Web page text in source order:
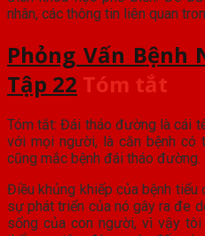
nhân, các thông tin liên quan
Phỏng Vấn Bệnh
Tập 22 Tóm tắt
Tóm tắt: Đái tháo đường là cái
với mọi người, là căn bệnh có
cũng mắc bệnh đái tháo đường.
Điều khủng khiếp của bệnh
sự phát triển của nó gây ra đe
sống của con người, vì vậy